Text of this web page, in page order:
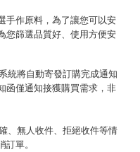
手作原料，為了讓您可以安
您篩選品質好、使用方便安
統將自動寄發訂購完成通知
函僅通知接獲購買需求，非
、無人收件、拒絕收件等情
訂單。